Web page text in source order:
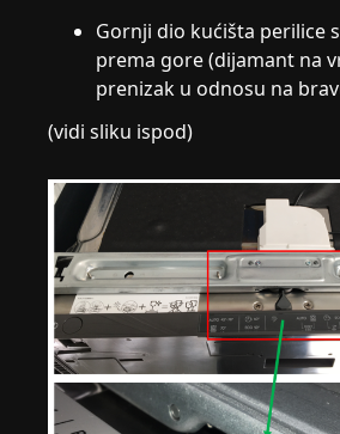
Gornji dio kućišta perilice
prema gore (dijamant na
prenizak u odnosu na
(vidi sliku ispod)